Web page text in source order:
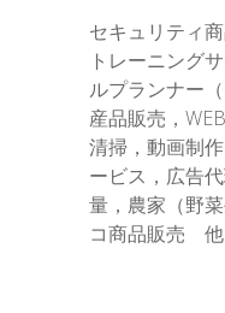
セキュリティ
トレーニング
ルプランナー
産品販売，
清掃，動画制
ービス，広告
量，農家（野
コ商品販売 他